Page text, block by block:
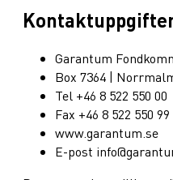
Garantum
Box 7364 |
Tel +46 8 522 550 00
Fax +46 8 522 550 99
www.garantum.se
E-post